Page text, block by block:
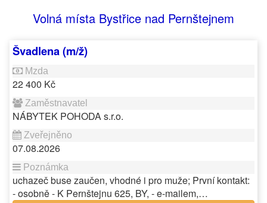
Volná místa Bystřice nad Pernštejnem
Švadlena (m/ž)
22 400 Kč
NÁBYTEK POHODA s.r.o.
07.08.2026
uchazeč buse zaučen, vhodné i pro muže; První kontakt:
- osobně - K Pernštejnu 625, BY, - e-mailem,…